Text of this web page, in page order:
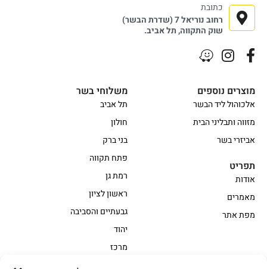
משלוחי בשר
תל אביב
חולון
בני ברק
פתח תקווה
רמת גן
ראשון לציון
גבעתיים והסביבה
יהוד
מרכז
מוצרים נוספים
אלכוהול ליד הבשר
מזווה ותבליני הבית
אביזרי בשר
תפריט
אודות
מאמרים
מפת אתר
כתובת
רחוב נוריאל 7 (שדרת הבשר)
שוק התקווה, תל אביב.